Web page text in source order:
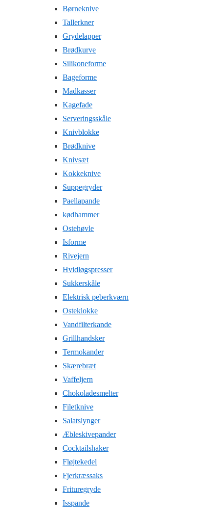
Børneknive
Tallerkner
Grydelapper
Brødkurve
Silikoneforme
Bageforme
Madkasser
Kagefade
Serveringsskåle
Knivblokke
Brødknive
Knivsæt
Kokkeknive
Suppegryder
Paellapande
kødhammer
Ostehøvle
Isforme
Rivejern
Hvidløgspresser
Sukkerskåle
Elektrisk peberkværn
Osteklokke
Vandfilterkande
Grillhandsker
Termokander
Skærebræt
Vaffeljern
Chokoladesmelter
Filetknive
Salatslynger
Æbleskivepander
Cocktailshaker
Fløjtekedel
Fjerkræssaks
Frituregryde
Isspande